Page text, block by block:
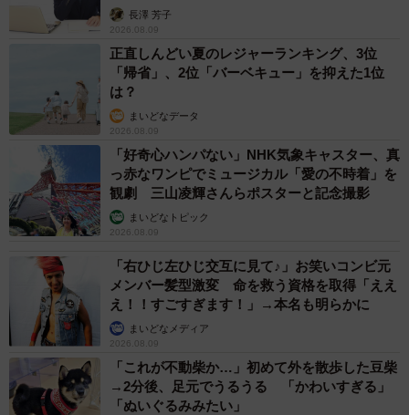
アカウンセラーが解説】
長澤 芳子
2026.08.09
正直しんどい夏のレジャーランキング、3位
「帰省」、2位「バーベキュー」を抑えた1位
は？
まいどなデータ
2026.08.09
「好奇心ハンパない」NHK気象キャスター、真
っ赤なワンピでミュージカル「愛の不時着」を
観劇 三山凌輝さんらポスターと記念撮影
まいどなトピック
2026.08.09
「右ひじ左ひじ交互に見て♪」お笑いコンビ元
メンバー髪型激変 命を救う資格を取得「ええ
え！！すごすぎます！」→本名も明らかに
まいどなメディア
2026.08.09
「これが不動柴か…」初めて外を散歩した豆柴
→2分後、足元でうるうる 「かわいすぎる」
「ぬいぐるみみたい」